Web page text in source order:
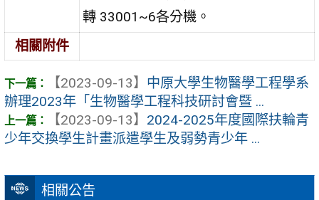
相關公告
轉 33001~6各分機。
相關附件
【2023-09-13】 中原大學生物醫學工程學系
辦理2023年「生物醫學工程科技研討會暨 ...
【2023-09-13】 2024-2025年度國際扶輪青
少年交換學生計畫派遣學生及弱勢青少年 ...